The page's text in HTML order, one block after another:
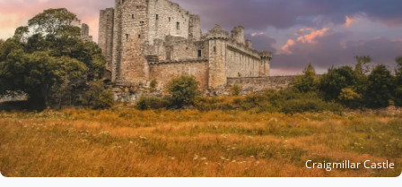
Craigmillar Castle